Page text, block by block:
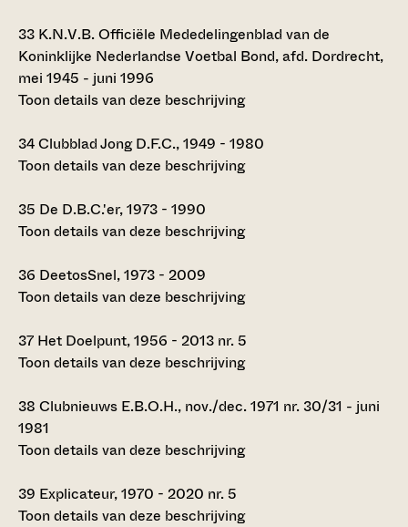
33 K.N.V.B. Officiële Mededelingenblad van de
Koninklijke Nederlandse Voetbal Bond, afd. Dordrecht,
mei 1945 - juni 1996
Toon details van deze beschrijving
34Clubblad Jong D.F.C., 1949 - 1980
Toon details van deze beschrijving
35 De D.B.C.'er, 1973 - 1990
Toon details van deze beschrijving
36 DeetosSnel, 1973 - 2009
Toon details van deze beschrijving
37 Het Doelpunt, 1956 - 2013 nr. 5
Toon details van deze beschrijving
38 Clubnieuws E.B.O.H., nov./dec. 1971 nr. 30/31 - juni
1981
Toon details van deze beschrijving
39 Explicateur, 1970 - 2020 nr. 5
Toon details van deze beschrijving